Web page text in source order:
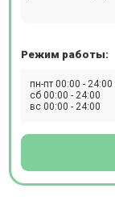
диагностики:
Режим работы:
пн-пт 00:00 - 24:00
сб 00:00 - 24:00
вс 00:00 - 24:00